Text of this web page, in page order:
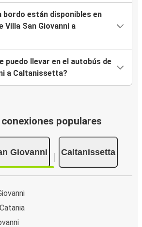
bordo están disponibles en
Villa San Giovanni a
puedo llevar en el autobús de
a Caltanissetta?
populares
Giovanni Caltanissetta